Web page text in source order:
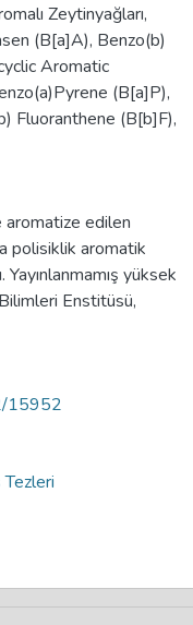
Zeytinyağları,
(B[a]A), Benzo(b)
Aromatic
(B[a]P),
Fluoranthene (B[b]F),
aromatize edilen
polisiklik aromatik
Yayınlanmamış yüksek
Enstitüsü,
15952